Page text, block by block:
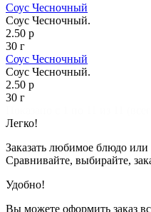
Соус Чесночный
Соус Чесночный.
2.50 р
30 г
Соус Чесночный
Соус Чесночный.
2.50 р
30 г
Легко!
Заказать любимое блюдо или
Сравнивайте, выбирайте,
Удобно!
Вы можете оформить заказ